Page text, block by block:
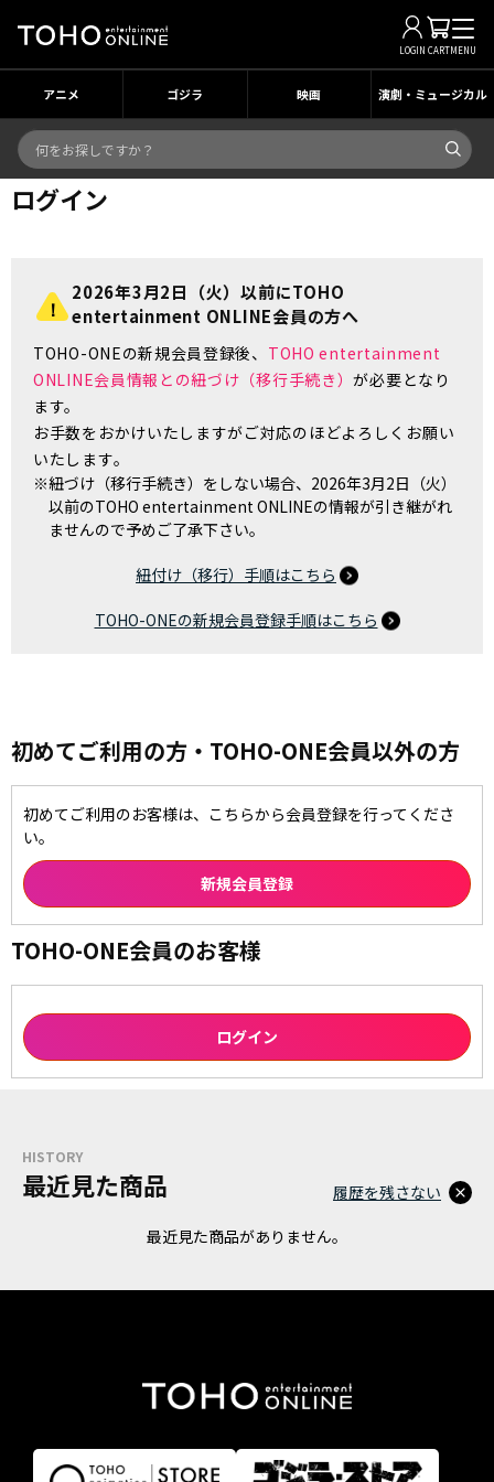
LOGIN CARTMENU
アニメ ゴジラ 映画 演劇・ミュージカル
ログイン
2026年3月2日（火）以前にTOHO
entertainment ONLINE会員の方へ
TOHO-ONEの新規会員登録後、 TOHO entertainment
ONLINE会員情報との紐づけ（移行手続き）が必要となり
ます。
お手数をおかけいたしますがご対応のほどよろしくお願い
いたします。
※紐づけ（移行手続き）をしない場合、2026年3月2日（火）
以前のTOHO entertainment ONLINEの情報が引き継がれ
ませんので予めご了承下さい。
紐付け（移行）手順はこちら
TOHO-ONEの新規会員登録手順はこちら
初めてご利用の方・TOHO-ONE会員以外の方
初めてご利用のお客様は、こちらから会員登録を行ってくださ
い。
TOHO-ONE会員のお客様
HISTORY
最近見た商品
最近見た商品がありません。
履歴を残さない